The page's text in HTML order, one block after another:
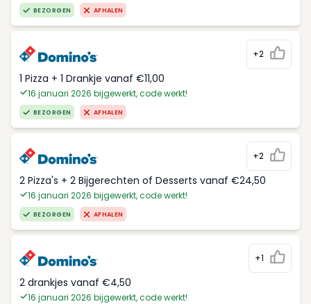
BEZORGEN AFHALEN
+2
1 Pizza + 1 Drankje vanaf €11,00
16 januari 2026 bijgewerkt, code werkt!
BEZORGEN AFHALEN
+2
2 Pizza's + 2 Bijgerechten of Desserts vanaf €24,50
16 januari 2026 bijgewerkt, code werkt!
BEZORGEN AFHALEN
+1
2 drankjes vanaf €4,50
16 januari 2026 bijgewerkt, code werkt!